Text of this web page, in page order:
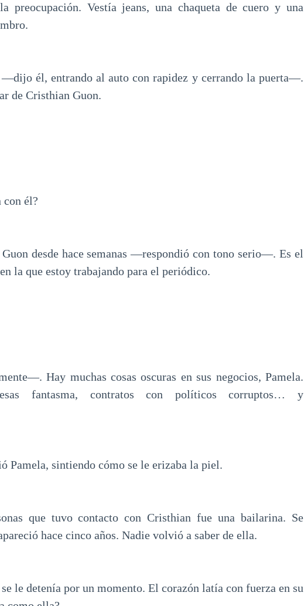
preocupación. Vestía jeans, una chaqueta de cuero y una
él, entrando al auto con rapidez y cerrando la puerta—.
de Cristhian Guon.
con él?
desde hace semanas —respondió con tono serio—. Es el
la que estoy trabajando para el periódico.
Hay muchas cosas oscuras en sus negocios, Pamela.
fantasma, contratos con políticos corruptos… y
sintiendo cómo se le erizaba la piel.
que tuvo contacto con Cristhian fue una bailarina. Se
hace cinco años. Nadie volvió a saber de ella.
le detenía por un momento. El corazón latía con fuerza en su